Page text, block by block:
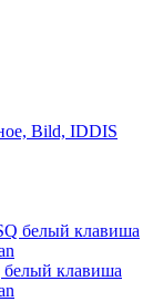
Bild, IDDIS
белый клавиша